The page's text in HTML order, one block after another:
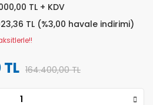
TL + KDV
TL (%3,00 havale indirimi)
164.400,00 TL